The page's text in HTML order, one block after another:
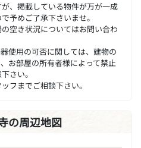
、掲載している物件が万が一成
予めご了承下さいませ。
空き状況についてはお問い合わ
使用の可否に関しては、建物の
お部屋の所有者様によって禁止
さい。
フまでご相談下さい。
の周辺地図